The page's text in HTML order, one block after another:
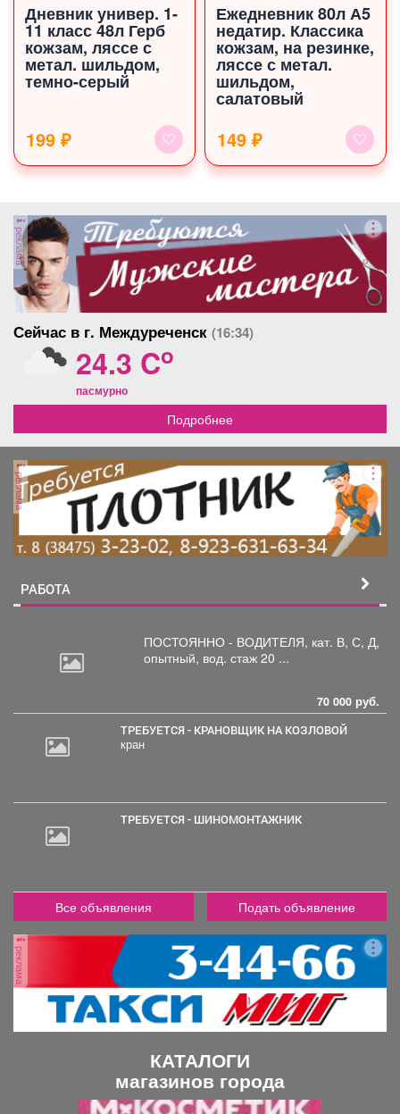
Дневник универ. 1-
11 класс 48л Герб
кожзам, ляссе с
метал. шильдом,
темно-серый
199 ₽
Ежедневник 80л А5
недатир. Классика
кожзам, на резинке,
ляссе с метал.
шильдом,
салатовый
149 ₽
реклама
Сейчас в г. Междуреченск (16:34)
24.3 Co
пасмурно
Подробнее
реклама
РАБОТА
ПОСТОЯННО - ВОДИТЕЛЯ, кат. В, С, Д,
опытный, вод. стаж 20 ...
70 000 руб.
ТРЕБУЕТСЯ - КРАНОВЩИК НА КОЗЛОВОЙ
кран
ТРЕБУЕТСЯ - ШИНОМОНТАЖНИК
Все объявления Подать объявление
реклама
КАТАЛОГИ
магазинов города